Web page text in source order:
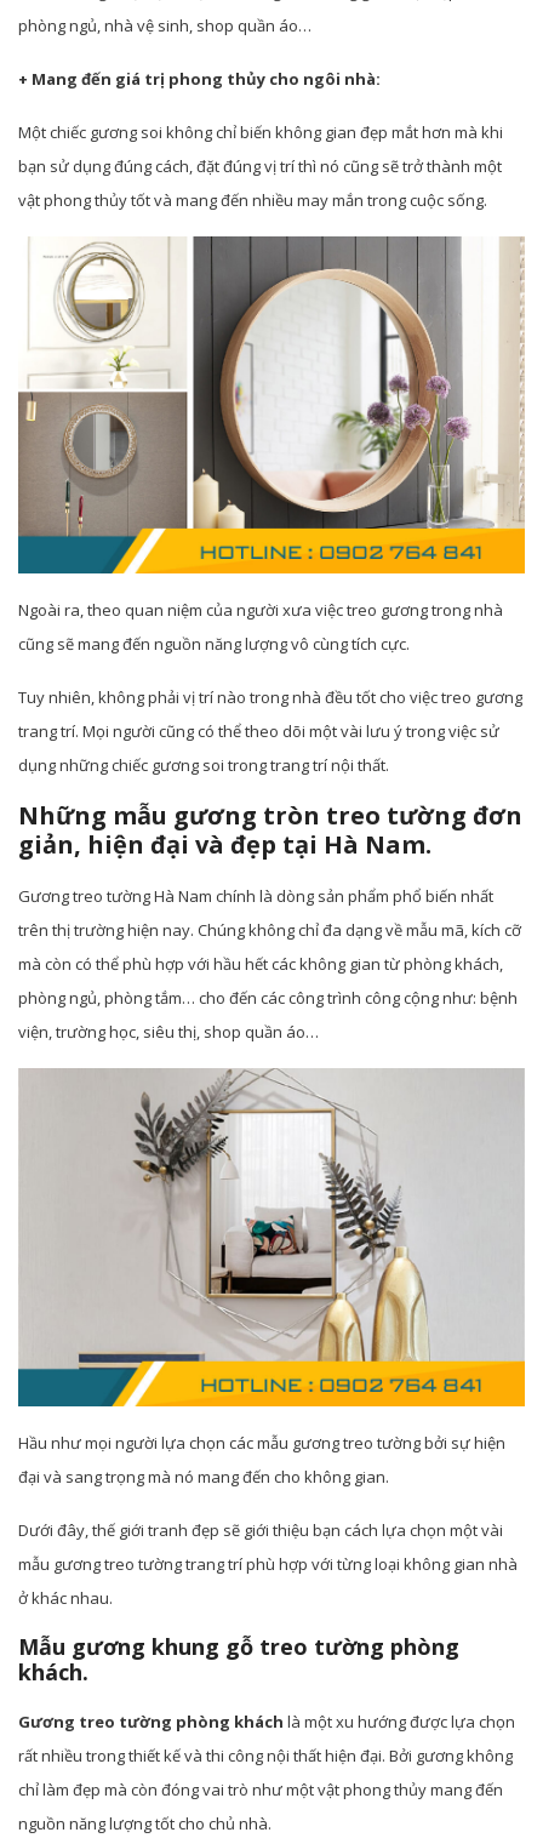
phòng ngủ, nhà vệ sinh, shop quần áo…
+ Mang đến giá trị phong thủy cho ngôi nhà:
Một chiếc gương soi không chỉ biến không gian đẹp mắt hơn mà khi
bạn sử dụng đúng cách, đặt đúng vị trí thì nó cũng sẽ trở thành một
vật phong thủy tốt và mang đến nhiều may mắn trong cuộc sống.
Ngoài ra, theo quan niệm của người xưa việc treo gương trong nhà
cũng sẽ mang đến nguồn năng lượng vô cùng tích cực.
Tuy nhiên, không phải vị trí nào trong nhà đều tốt cho việc treo gương
trang trí. Mọi người cũng có thể theo dõi một vài lưu ý trong việc sử
dụng những chiếc gương soi trong trang trí nội thất.
Những mẫu gương tròn treo tường đơn
giản, hiện đại và đẹp tại Hà Nam.
Gương treo tường Hà Nam chính là dòng sản phẩm phổ biến nhất
trên thị trường hiện nay. Chúng không chỉ đa dạng về mẫu mã, kích cỡ
mà còn có thể phù hợp với hầu hết các không gian từ phòng khách,
phòng ngủ, phòng tắm… cho đến các công trình công cộng như: bệnh
viện, trường học, siêu thị, shop quần áo…
Hầu như mọi người lựa chọn các mẫu gương treo tường bởi sự hiện
đại và sang trọng mà nó mang đến cho không gian.
Dưới đây, thế giới tranh đẹp sẽ giới thiệu bạn cách lựa chọn một vài
mẫu gương treo tường trang trí phù hợp với từng loại không gian nhà
ở khác nhau.
Mẫu gương khung gỗ treo tường phòng
khách.
Gương treo tường phòng khách là một xu hướng được lựa chọn
rất nhiều trong thiết kế và thi công nội thất hiện đại. Bởi gương không
chỉ làm đẹp mà còn đóng vai trò như một vật phong thủy mang đến
nguồn năng lượng tốt cho chủ nhà.